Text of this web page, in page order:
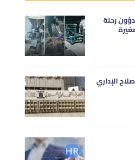
رحلة
الإداري